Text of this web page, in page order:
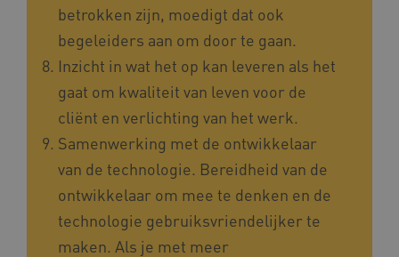
betrokken zijn, moedigt dat ook
begeleiders aan om door te gaan.
Inzicht in wat het op kan leveren als het
gaat om kwaliteit van leven voor de
cliënt en verlichting van het werk.
Samenwerking met de ontwikkelaar
van de technologie. Bereidheid van de
ontwikkelaar om mee te denken en de
technologie gebruiksvriendelijker te
maken. Als je met meer